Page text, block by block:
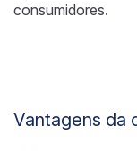
consumidores.
Vantagens da